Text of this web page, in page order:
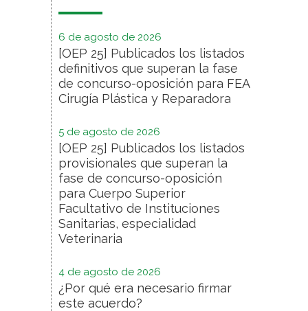
6 de agosto de 2026
[OEP 25] Publicados los listados
definitivos que superan la fase
de concurso-oposición para FEA
Cirugía Plástica y Reparadora
5 de agosto de 2026
[OEP 25] Publicados los listados
provisionales que superan la
fase de concurso-oposición
para Cuerpo Superior
Facultativo de Instituciones
Sanitarias, especialidad
Veterinaria
4 de agosto de 2026
¿Por qué era necesario firmar
este acuerdo?